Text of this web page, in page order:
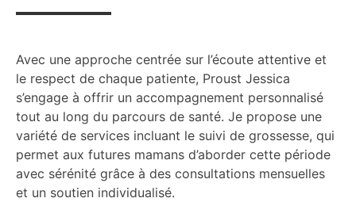
Avec une approche centrée sur l’écoute attentive et
le respect de chaque patiente, Proust Jessica
s’engage à offrir un accompagnement personnalisé
tout au long du parcours de santé. Je propose une
variété de services incluant le suivi de grossesse, qui
permet aux futures mamans d’aborder cette période
avec sérénité grâce à des consultations mensuelles
et un soutien individualisé.